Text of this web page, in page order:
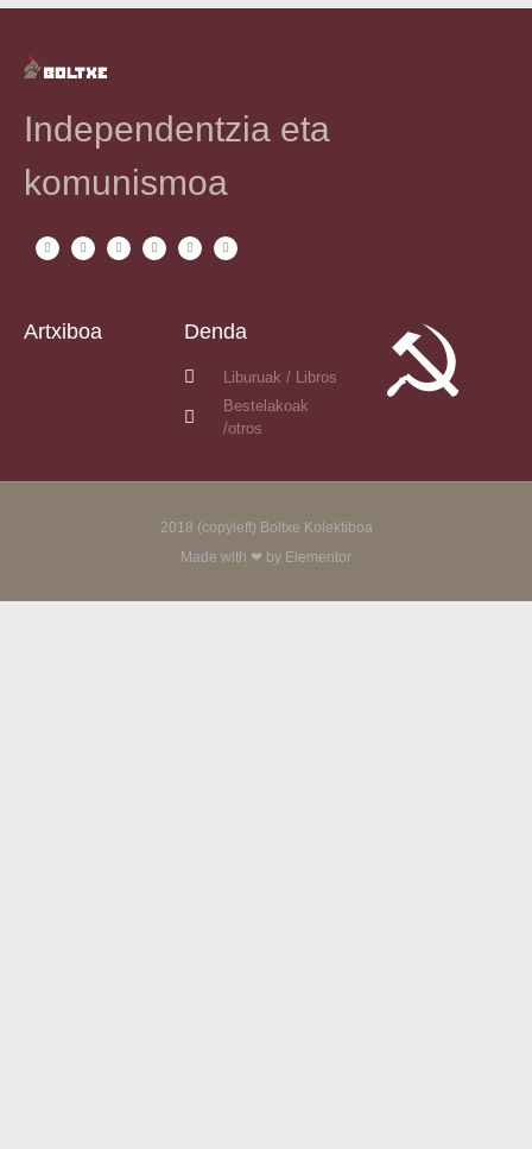
Independentzia eta
komunismoa
Artxiboa Denda
Liburuak / Libros
Bestelakoak
/otros
2018 (copyleft) Boltxe Kolektiboa
Made with ❤ by Elementor